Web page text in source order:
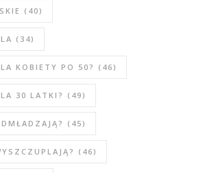
(40)
(34)
KOBIETY PO 50? (46)
30 LATKI? (49)
(45)
(46)